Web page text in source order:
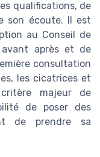
qualifications, de
son écoute. Il est
au Conseil de
avant après et de
consultation
les cicatrices et
majeur de
de poser des
de prendre sa